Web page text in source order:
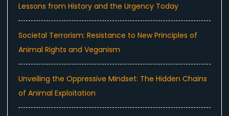
Lessons from History and the Urgency Today
Societal Terrorism: Resistance to New Principles of
Animal Rights and Veganism
Unveiling the Oppressive Mindset: The Hidden Chains
of Animal Exploitation